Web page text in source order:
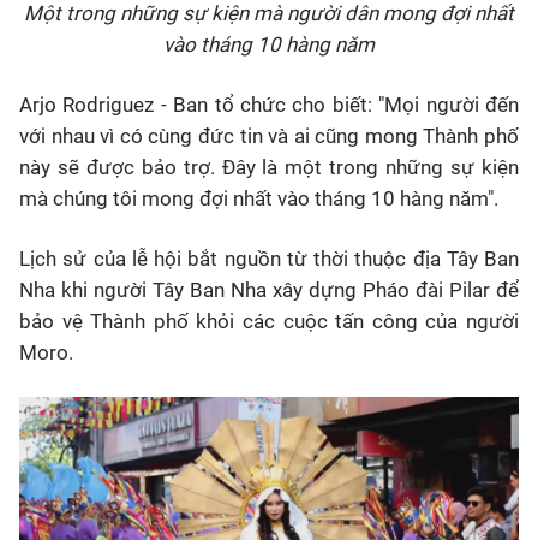
Một trong những sự kiện mà người dân mong đợi nhất
vào tháng 10 hàng năm
Arjo Rodriguez - Ban tổ chứccho biết: "Mọi người đến
với nhau vì có cùng đức tin và ai cũng mong Thành phố
này sẽ được bảo trợ. Đây là một trong những sự kiện
mà chúng tôi mong đợi nhất vào tháng 10 hàng năm".
Lịch sử của lễ hội bắt nguồn từ thời thuộc địa Tây Ban
Nha khi người Tây Ban Nha xây dựng Pháo đài Pilar để
bảo vệ Thành phố khỏi các cuộc tấn công của người
Moro.